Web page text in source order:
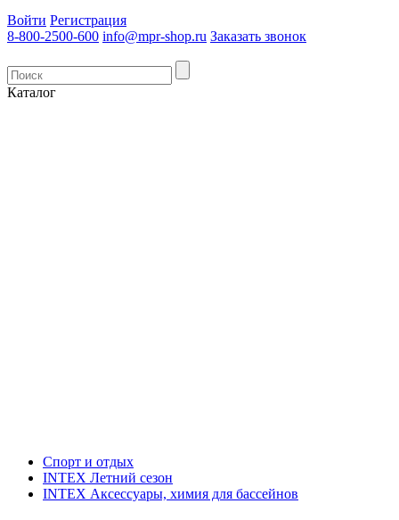
Войти Регистрация
8-800-2500-600 info@mpr-shop.ru Заказать звонок
Каталог
Спорт и отдых
INTEX Летний сезон
INTEX Аксессуары, химия для бассейнов